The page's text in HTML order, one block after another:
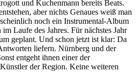
und Kuchenmann bereits Beats.
aber nichts Genaues weiß man
noch ein Instrumental-Album
Laufe des Jahres. Für nächstes Jahr
geplant. Und schon jetzt ist klar: Da
liefern. Nürnberg und der
entgeht ihnen einer der
der Region. Keine weiteren